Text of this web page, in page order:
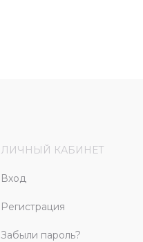
ЛИЧНЫЙ КАБИНЕТ
Вход
Регистрация
Забыли пароль?